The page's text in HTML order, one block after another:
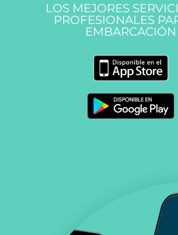
LOS MEJORES
PROFESIONALES
EMBARCACIÓN